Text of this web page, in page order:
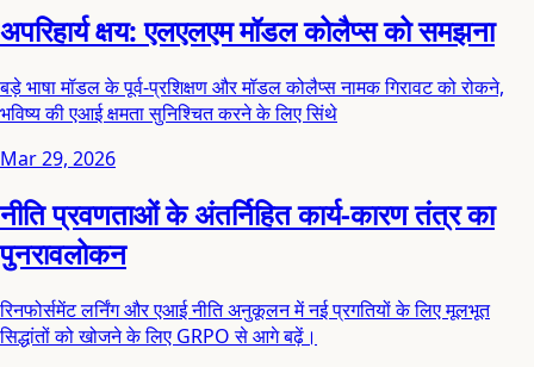
अपरिहार्य क्षय: एलएलएम मॉडल कोलैप्स को समझना
बड़े भाषा मॉडल के पूर्व-प्रशिक्षण और मॉडल कोलैप्स नामक गिरावट को रोकने,
भविष्य की एआई क्षमता सुनिश्चित करने के लिए सिंथे
Mar 29, 2026
नीति प्रवणताओं के अंतर्निहित कार्य-कारण तंत्र का
पुनरावलोकन
रिनफोर्समेंट लर्निंग और एआई नीति अनुकूलन में नई प्रगतियों के लिए मूलभूत
सिद्धांतों को खोजने के लिए GRPO से आगे बढ़ें।